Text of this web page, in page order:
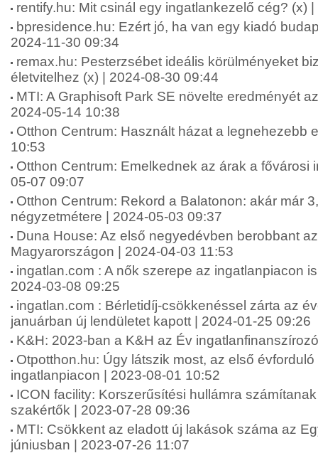
rentify.hu: Mit csinál egy ingatlankezelő cég? (x)
bpresidence.hu: Ezért jó, ha van egy kiadó
2024-11-30 09:34
remax.hu: Pesterzsébet ideális körülményeket
életvitelhez (x) | 2024-08-30 09:44
MTI: A Graphisoft Park SE növelte eredményét
2024-05-14 10:38
Otthon Centrum: Használt házat a legnehezebb
10:53
Otthon Centrum: Emelkednek az árak a fővárosi
05-07 09:07
Otthon Centrum: Rekord a Balatonon: akár már
négyzetmétere | 2024-05-03 09:37
Duna House: Az első negyedévben berobbant
Magyarországon | 2024-04-03 11:53
ingatlan.com : A nők szerepe az ingatlanpiacon
2024-03-08 09:25
ingatlan.com : Bérletidíj-csökkenéssel zárta az
januárban új lendületet kapott | 2024-01-25 09:26
K&H: 2023-ban a K&H az Év
Otpotthon.hu: Úgy látszik most, az első
ingatlanpiacon | 2023-08-01 10:52
ICON facility: Korszerűsítési hullámra
szakértők | 2023-07-28 09:36
MTI: Csökkent az eladott új lakások száma az
júniusban | 2023-07-26 11:07